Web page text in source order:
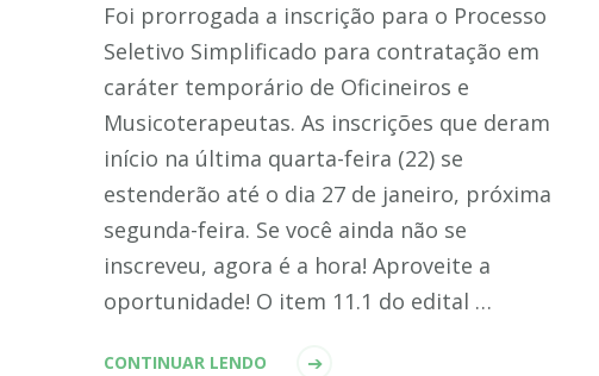
Foi prorrogada a inscrição para o Processo
Seletivo Simplificado para contratação em
caráter temporário de Oficineiros e
Musicoterapeutas. As inscrições que deram
início na última quarta-feira (22) se
estenderão até o dia 27 de janeiro, próxima
segunda-feira. Se você ainda não se
inscreveu, agora é a hora! Aproveite a
oportunidade! O item 11.1 do edital …
CONTINUAR LENDO